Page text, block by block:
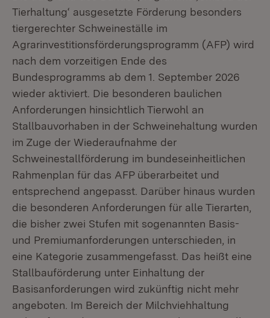
Tierhaltung‘ ausgesetzte Förderung besonders
tiergerechter Schweineställe im
Agrarinvestitionsförderungsprogramm (AFP) wird
nach dem vorzeitigen Ende des
Bundesprogramms ab dem 1. September 2026
wieder aktiviert. Die besonderen baulichen
Anforderungen hinsichtlich Tierwohl an
Stallbauvorhaben in der Schweinehaltung wurden
im Zuge der Wiederaufnahme der
Schweinestallförderung im bundeseinheitlichen
Rahmenplan für das AFP überarbeitet und
entsprechend angepasst. Darüber hinaus wurden
die besonderen Anforderungen für alle Tierarten,
die bisher zwei Stufen mit sogenannten Basis-
und Premiumanforderungen unterschieden, in
eine Kategorie zusammengefasst. Das heißt eine
Stallbauförderung unter Einhaltung der
Basisanforderungen wird zukünftig nicht mehr
angeboten. Im Bereich der Milchviehhaltung